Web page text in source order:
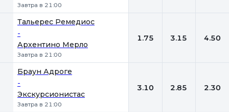
Завтра в 21:00
Тальерес Ремедиос
-
Архентино Мерло
Завтра в 21:00
1.75 3.15 4.50
Браун Адроге
-
Экскурсионистас
Завтра в 21:00
3.10 2.85 2.30